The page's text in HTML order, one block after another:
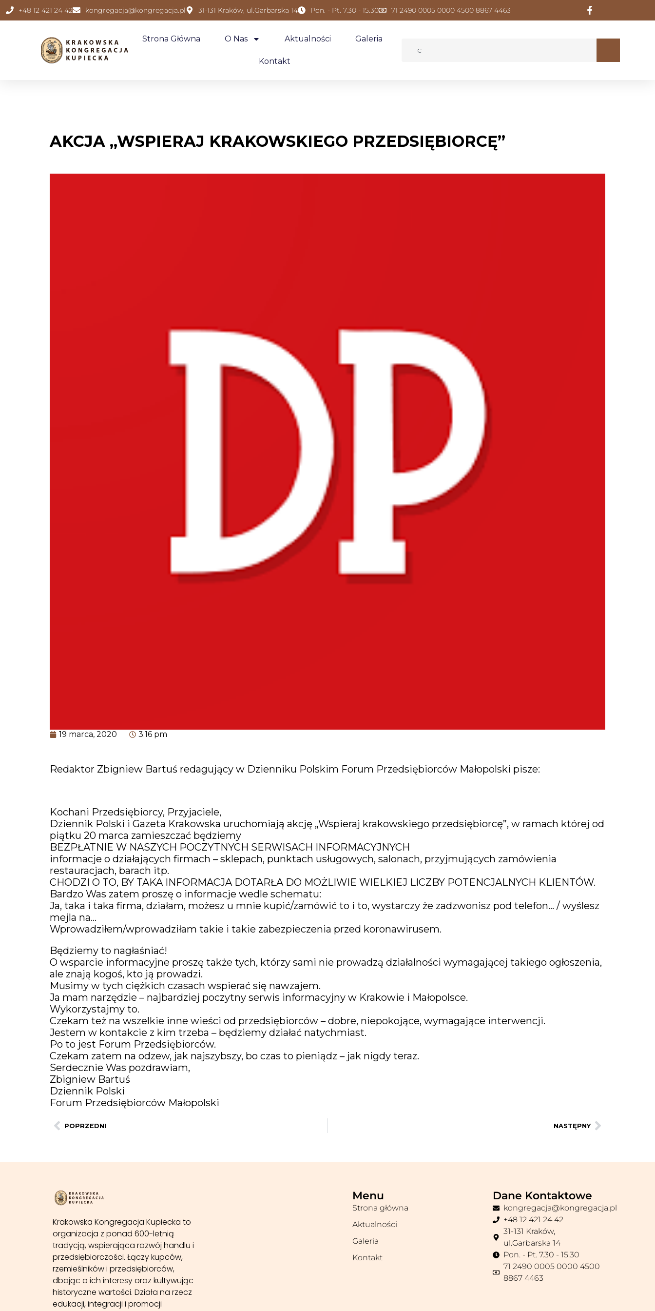
+48 12 421 24 42 kongregacja@kongregacja.pl 31-131 Kraków, ul.Garbarska 14 Pon. - Pt. 7.30 - 15.30 71 2490 0005 0000 4500 8867 4463
Strona Główna O Nas Aktualności Galeria
Kontakt
AKCJA „WSPIERAJ KRAKOWSKIEGO PRZEDSIĘBIORCĘ”
19 marca, 2020 3:16 pm
Redaktor Zbigniew Bartuś redagujący w Dzienniku Polskim Forum Przedsiębiorców Małopolski pisze:
Kochani Przedsiębiorcy, Przyjaciele,
Dziennik Polski i Gazeta Krakowska uruchomiają akcję „Wspieraj krakowskiego przedsiębiorcę”, w ramach której od
piątku 20 marca zamieszczać będziemy
BEZPŁATNIE W NASZYCH POCZYTNYCH SERWISACH INFORMACYJNYCH
informacje o działających firmach – sklepach, punktach usługowych, salonach, przyjmujących zamówienia
restauracjach, barach itp.
CHODZI O TO, BY TAKA INFORMACJA DOTARŁA DO MOŻLIWIE WIELKIEJ LICZBY POTENCJALNYCH KLIENTÓW.
Bardzo Was zatem proszę o informacje wedle schematu:
Ja, taka i taka firma, działam, możesz u mnie kupić/zamówić to i to, wystarczy że zadzwonisz pod telefon… / wyślesz
mejla na…
Wprowadziłem/wprowadziłam takie i takie zabezpieczenia przed koronawirusem.
Będziemy to nagłaśniać!
O wsparcie informacyjne proszę także tych, którzy sami nie prowadzą działalności wymagającej takiego ogłoszenia,
ale znają kogoś, kto ją prowadzi.
Musimy w tych ciężkich czasach wspierać się nawzajem.
Ja mam narzędzie – najbardziej poczytny serwis informacyjny w Krakowie i Małopolsce.
Wykorzystajmy to.
Czekam też na wszelkie inne wieści od przedsiębiorców – dobre, niepokojące, wymagające interwencji.
Jestem w kontakcie z kim trzeba – będziemy działać natychmiast.
Po to jest Forum Przedsiębiorców.
Czekam zatem na odzew, jak najszybszy, bo czas to pieniądz – jak nigdy teraz.
Serdecznie Was pozdrawiam,
Zbigniew Bartuś
Dziennik Polski
Forum Przedsiębiorców Małopolski
POPRZEDNI NASTĘPNY
Krakowska Kongregacja Kupiecka to
organizacja z ponad 600-letnią
tradycją, wspierająca rozwój handlu i
przedsiębiorczości. Łączy kupców,
rzemieślników i przedsiębiorców,
dbając o ich interesy oraz kultywując
historyczne wartości. Działa na rzecz
edukacji, integracji i promocji
Menu
Strona główna
Aktualności
Galeria
Kontakt
Dane Kontaktowe
kongregacja@kongregacja.pl
+48 12 421 24 42
31-131 Kraków,
ul.Garbarska 14
Pon. - Pt. 7.30 - 15.30
71 2490 0005 0000 4500
8867 4463